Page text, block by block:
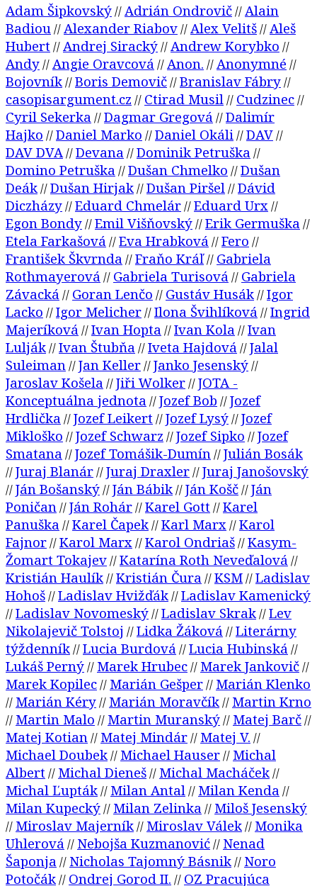
Adam Šipkovský// Adrián Ondrovič// Alain
Badiou // Alexander Riabov// Alex Velitš// Aleš
Hubert // Andrej Siracký// Andrew Korybko //
Andy// Angie Oravcová // Anon. // Anonymné //
Bojovník//Boris Demovič//Branislav Fábry//
casopisargument.cz // Ctirad Musil // Cudzinec//
Cyril Sekerka //Dagmar Gregová //Dalimír
Hajko //Daniel Marko //Daniel Okáli //DAV//
DAV DVA//Devana //Dominik Petruška //
Domino Petruška //Dušan Chmelko //Dušan
Deák//Dušan Hirjak//Dušan Piršel //Dávid
Diczházy//Eduard Chmelár//Eduard Urx //
Egon Bondy//Emil Višňovský//Erik Germuška //
Etela Farkašová //Eva Hrabková //Fero //
František Škvrnda //Fraňo Kráľ// Gabriela
Rothmayerová // Gabriela Turisová // Gabriela
Závacká // Goran Lenčo // Gustáv Husák//Igor
Lacko //Igor Melicher//Ilona Švihlíková //Ingrid
Majeríková //Ivan Hopta //Ivan Kola //Ivan
Lulják//Ivan Štubňa //Iveta Hajdová //Jalal
Suleiman //Jan Keller//Janko Jesenský//
Jaroslav Košela //Jiři Wolker//JOTA -
Konceptuálna jednota //Jozef Bob //Jozef
Hrdlička //Jozef Leikert //Jozef Lysý//Jozef
Mikloško //Jozef Schwarz //Jozef Sipko //Jozef
Smatana //Jozef Tomášik-Dumín //Julián Bosák
//Juraj Blanár//Juraj Draxler//Juraj Janošovský
//Ján Bošanský//Ján Bábik//Ján Košč//Ján
Poničan //Ján Rohár//Karel Gott //Karel
Panuška //Karel Čapek//Karl Marx //Karol
Fajnor//Karol Marx //Karol Ondriaš//Kasym-
Žomart Tokajev//Katarína Roth Neveďalová //
Kristián Haulík//Kristián Čura //KSM//Ladislav
Hohoš//Ladislav Hvižďák//Ladislav Kamenický
//Ladislav Novomeský//Ladislav Skrak//Lev
Nikolajevič Tolstoj //Lidka Žáková //Literárny
týždenník//Lucia Burdová //Lucia Hubinská //
Lukáš Perný// Marek Hrubec// Marek Jankovič//
Marek Kopilec// Marián Gešper// Marián Klenko
// Marián Kéry// Marián Moravčík// Martin Krno
// Martin Malo // Martin Muranský// Matej Barč//
Matej Kotian // Matej Mindár// Matej V. //
Michael Doubek// Michael Hauser// Michal
Albert // Michal Dieneš// Michal Macháček//
Michal Ľupták// Milan Antal // Milan Kenda //
Milan Kupecký// Milan Zelinka // Miloš Jesenský
// Miroslav Majerník// Miroslav Válek// Monika
Uhlerová // Nebojša Kuzmanović// Nenad
Šaponja // Nicholas Tajomný Básnik// Noro
Potočák// Ondrej Gorod II. // OZ Pracujúca